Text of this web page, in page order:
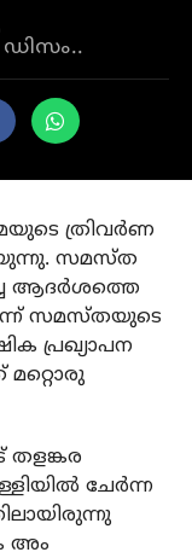
ഡിസം..
ത്രിവർണ
സമസ്ത
ആദർശത്തെ
സമസ്തയുടെ
പ്രഖ്യാപന
മറ്റൊരു
തളങ്കര
ചേർന്ന
അം​